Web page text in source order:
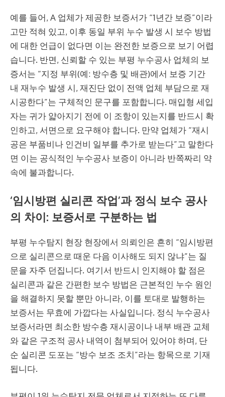
예를 들어, A 업체가 제공한 보증서가 “1년간 보증”이라
고만 적혀 있고, 이후 동일 부위 누수 발생 시 보수 방법
에 대한 언급이 없다면 이는 완전한 보증으로 보기 어렵
습니다. 반면, 신뢰할 수 있는 부평 누수공사 업체의 보
증서는 “지정 부위(예: 방수층 및 배관)에서 보증 기간
내 재누수 발생 시, 재진단 없이 전액 업체 부담으로 재
시공한다”는 구체적인 문구를 포함합니다. 매입형 세입
자는 귀가 얇아지기 전에 이 조항이 있는지를 반드시 확
인하고, 서면으로 요구해야 합니다. 만약 업체가 “재시
공은 부품비나 인건비 일부를 추가로 받는다”고 말한다
면 이는 공식적인 누수공사 보증이 아니라 반쪽짜리 약
속에 불과합니다.
‘임시방편 실리콘 작업’과 정식 보수 공사
의 차이: 보증서로 구분하는 법
부평 누수탐지 현장 현장에서 의뢰인은 흔히 “임시방편
으로 실리콘으로 때운 다음 이사해도 되지 않냐”는 질
문을 자주 던집니다. 여기서 반드시 인지해야 할 점은
실리콘과 같은 간편한 보수 방법은 근본적인 누수 원인
을 해결하지 못할 뿐만 아니라, 이를 토대로 발행하는
보증서는 무효에 가깝다는 사실입니다. 정식 누수공사
보증서라면 최소한 방수층 재시공이나 내부 배관 교체
와 같은 구조적 공사 내역이 첨부되어 있어야 하며, 단
순 실리콘 도포는 “방수 보조 조치”라는 항목으로 기재
됩니다.